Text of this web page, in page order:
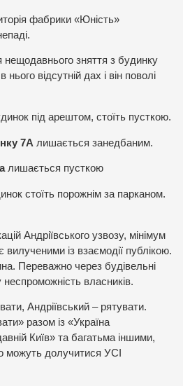
фабрики «Юність»
нещодавнього зняття з будинку
відсутній дах і він поволі
під арештом, стоїть пусткою.
7А лишається занедбаним.
лишається пусткою
стоїть порожнім за парканом.
Андріївського узвозу, мінімум
вилученими із взаємодії публікою.
Переважно через будівельні
власників.
Андріївський – рятувати.
разом із «Україна
Київ» та багатьма іншими,
можуть долучитися УСІ